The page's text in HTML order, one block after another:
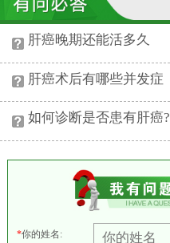
肝癌晚期还能活多久
肝癌术后有哪些并发症
如何诊断是否患有肝癌?
*你的姓名: